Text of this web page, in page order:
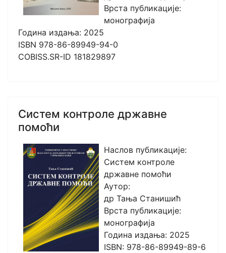
Врста публикације:
монографија
Година издања: 2025
ISBN 978-86-89949-94-0
COBISS.SR-ID 181829897
Систем контроле државне
помоћи
Наслов публикације:
Систем контроле
државне помоћи
Аутор:
др Тања Станишић
Врста публикације:
монографија
Година издања: 2025
ISBN: 978-86-89949-89-6